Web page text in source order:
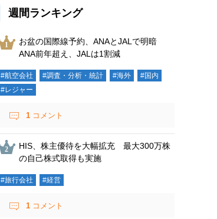
週間ランキング
お盆の国際線予約、ANAとJALで明暗
ANA前年超え、JALは1割減
#航空会社 #調査・分析・統計 #海外
#国内
#レジャー
1 コメント
HIS、株主優待を大幅拡充 最大300万株
の自己株式取得も実施
#旅行会社 #経営
1 コメント